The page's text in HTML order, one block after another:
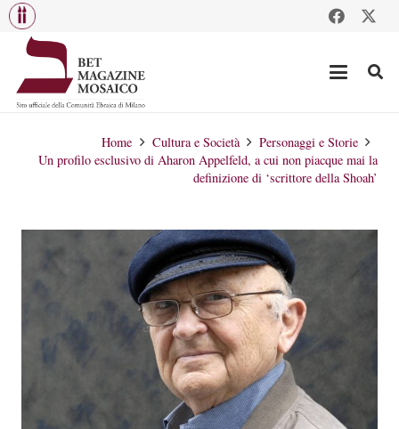
Home Cultura e Società
Personaggi e Storie
Un profilo esclusivo di Aharon Appelfeld, a cui non piacque mai la
definizione di ‘scrittore della Shoah’